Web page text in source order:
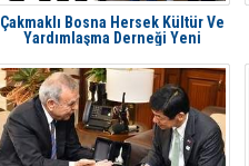
Çakmaklı Bosna Hersek Kültür Ve
Yardımlaşma Derneği Yeni